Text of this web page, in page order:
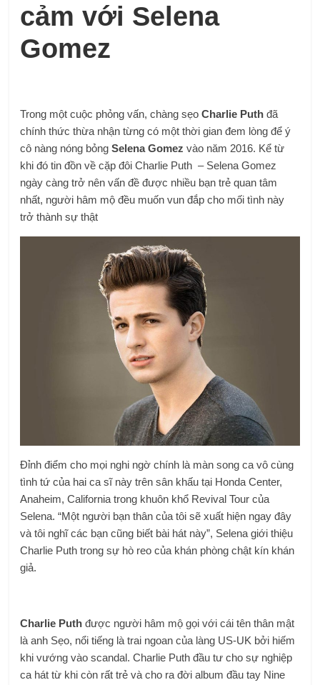
cảm với Selena
Gomez
Trong một cuộc phỏng vấn, chàng sẹoCharlie Puth đã
chính thức thừa nhận từng có một thời gian đem lòng để ý
cô nàng nóng bỏngSelena Gomez vào năm 2016. Kể từ
khi đó tin đồn về cặp đôi Charlie Puth – Selena Gomez
ngày càng trở nên vấn đề được nhiều bạn trẻ quan tâm
nhất, người hâm mộ đều muốn vun đắp cho mối tình này
trở thành sự thật
Đỉnh điểm cho mọi nghi ngờ chính là màn song ca vô cùng
tình tứ của hai ca sĩ này trên sân khấu tại Honda Center,
Anaheim, California trong khuôn khổ Revival Tour của
Selena. “Một người bạn thân của tôi sẽ xuất hiện ngay đây
và tôi nghĩ các bạn cũng biết bài hát này”, Selena giới thiệu
Charlie Puth trong sự hò reo của khán phòng chật kín khán
giả.
Charlie Puth được người hâm mộ gọi với cái tên thân mật
là anh Sẹo, nổi tiếng là trai ngoan của làng US-UK bởi hiếm
khi vướng vào scandal. Charlie Puth đầu tư cho sự nghiệp
ca hát từ khi còn rất trẻ và cho ra đời album đầu tay Nine